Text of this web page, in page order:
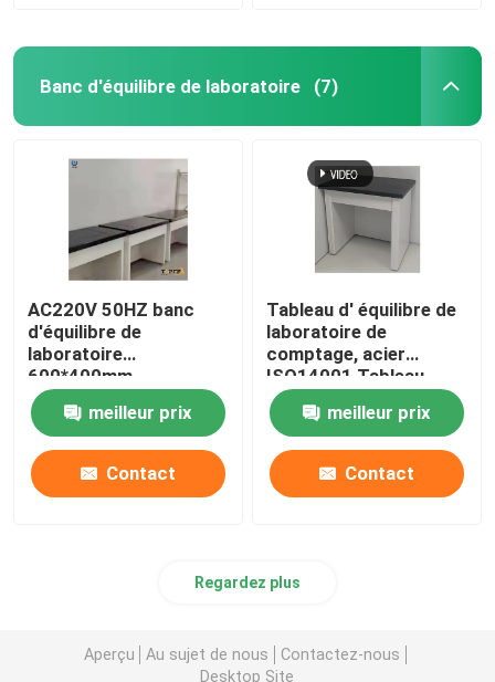
Banc d'équilibre de laboratoire (7)
AC220V 50HZ banc
d'équilibre de
laboratoire
600*400mm
Plateforme anti-
vibrationmeilleur prix
Contact
Tableau d' équilibre de
laboratoire de
comptage, acier
ISO14001 Tableau
anti-vibration pour
équilibremeilleur prix
Contact
Regardez plus
Aperçu Au sujet de nous
Contactez-nous
Desktop Site